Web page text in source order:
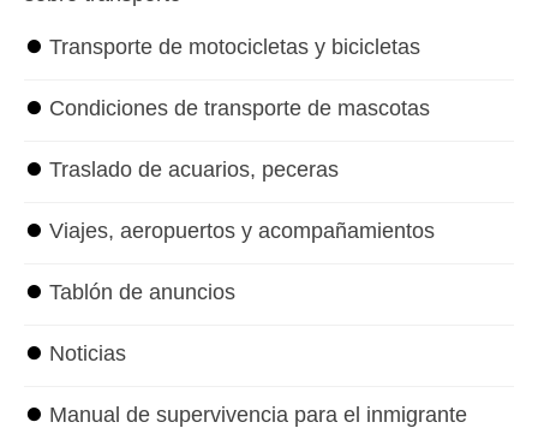
⏺ Transporte de motocicletas y bicicletas
⏺ Condiciones de transporte de mascotas
⏺ Traslado de acuarios, peceras
⏺ Viajes, aeropuertos y acompañamientos
⏺ Tablón de anuncios
⏺ Noticias
⏺ Manual de supervivencia para el inmigrante